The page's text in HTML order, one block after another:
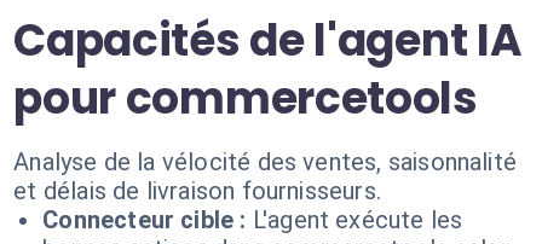
Capacités de l'agent IA
pour commercetools
Analyse de la vélocité des ventes, saisonnalité
et délais de livraison fournisseurs.
Connecteur cible : L'agent exécute les